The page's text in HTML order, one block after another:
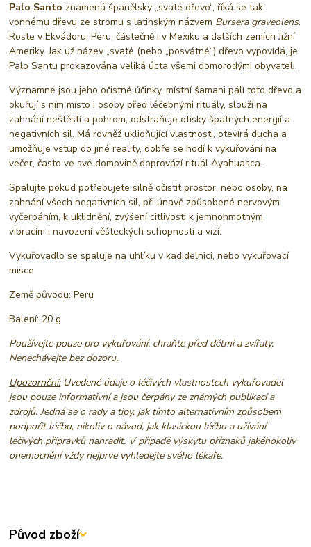
Palo Santo znamená španělsky „svaté dřevo“, říká se tak
vonnému dřevu ze stromu s latinským názvem Bursera graveolens.
Roste v Ekvádoru, Peru, částečně i v Mexiku a dalších zemích Jižní
Ameriky. Jak už název „svaté (nebo „posvátné“) dřevo vypovídá, je
Palo Santu prokazována veliká úcta všemi domorodými obyvateli.
Významné jsou jeho očistné účinky, místní šamani pálí toto dřevo a
okuřují s ním místo i osoby před léčebnými rituály, slouží na
zahnání neštěstí a pohrom, odstraňuje otisky špatných energií a
negativních sil. Má rovněž uklidňující vlastnosti, otevírá ducha a
umožňuje vstup do jiné reality, dobře se hodí k vykuřování na
večer, často ve své domovině doprovází rituál Ayahuasca.
Spalujte pokud potřebujete silně očistit prostor, nebo osoby, na
zahnání všech negativních sil, při únavě způsobené nervovým
vyčerpáním, k uklidnění, zvýšení citlivosti k jemnohmotným
vibracím i navození věšteckých schopností a vizí.
Vykuřovadlo se spaluje na uhlíku v kadidelnici, nebo vykuřovací
misce
Země původu: Peru
Balení: 20 g
Používejte pouze pro vykuřování, chraňte před dětmi a zvířaty.
Nenechávejte bez dozoru.
Upozornění:Uvedené údaje o léčivých vlastnostech vykuřovadel
jsou pouze informativní a jsou čerpány ze známých publikací a
zdrojů. Jedná se o rady a tipy, jak tímto alternativním způsobem
podpořit léčbu, nikoliv o návod, jak klasickou léčbu a užívání
léčivých přípravků nahradit. V případě výskytu příznaků jakéhokoliv
onemocnění vždy nejprve vyhledejte svého lékaře.
Původ zboží